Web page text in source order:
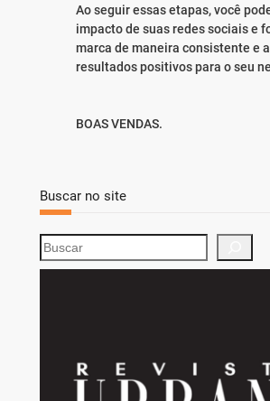
Ao seguir essas etapas, você
impacto de suas redes sociais e
marca de maneira consistente e
resultados positivos para o seu
BOAS VENDAS.
Buscar no site
S
e